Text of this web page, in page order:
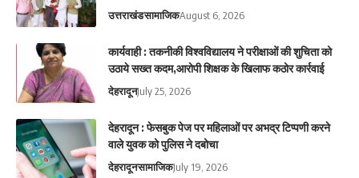
उत्तराखंडसामाजिकAugust 6, 2026
कार्यवाही : तकनीकी विश्वविद्यालय ने परीक्षाओं की शुचिता को
उठाये सख्त कदम,आरोपी शिक्षक के खिलाफ कठोर कार्रवाई
देहरादूनJuly 25, 2026
देहरादून : फेसबुक पेज पर महिलाओं पर अभद्र टिप्पणी करने
वाले युवक को पुलिस ने दबोचा
देहरादूनसामाजिकJuly 19, 2026